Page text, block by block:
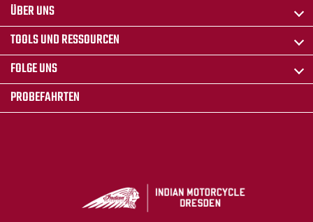
ÜBER UNS
TOOLS UND RESSOURCEN
FOLGE UNS
PROBEFAHRTEN